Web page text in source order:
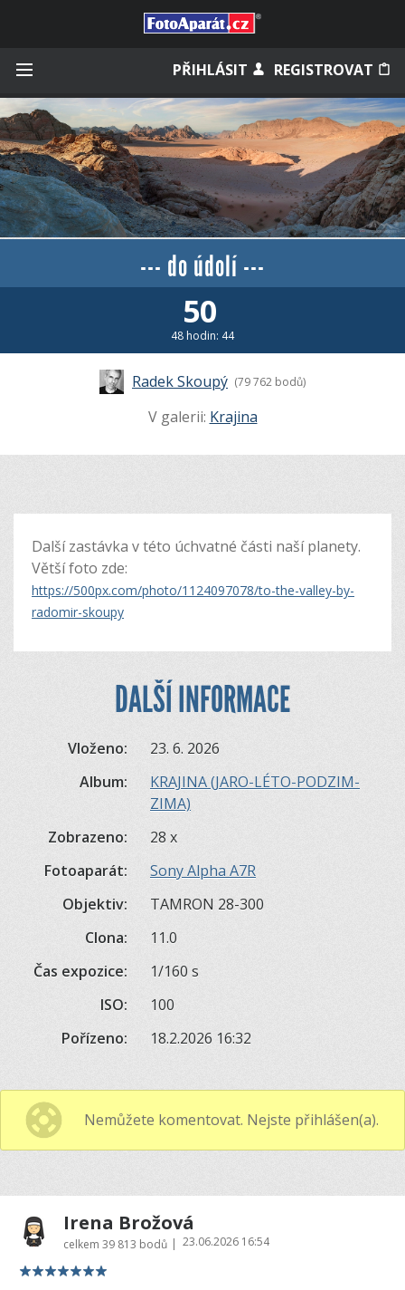
PŘIHLÁSIT REGISTROVAT
Zapamatovat
Zapomněli jste heslo?
Měli jste účet na starém webu?
--- do údolí ---
50
48 hodin: 44
Radek Skoupý (79 762 bodů)
V galerii: Krajina
Další zastávka v této úchvatné části naší planety.
Větší foto zde:
https://500px.com/photo/1124097078/to-the-valley-by-
radomir-skoupy
DALŠÍ INFORMACE
Vloženo:
23. 6. 2026
Album:
KRAJINA (JARO-LÉTO-PODZIM-
ZIMA)
Zobrazeno:
28 x
Fotoaparát:
Sony Alpha A7R
Objektiv:
TAMRON 28-300
Clona:
11.0
Čas expozice:
1/160 s
ISO:
100
Pořízeno:
18.2.2026 16:32
Nemůžete komentovat. Nejste přihlášen(a).
Irena Brožová
celkem 39 813 bodů | 23.06.2026 16:54